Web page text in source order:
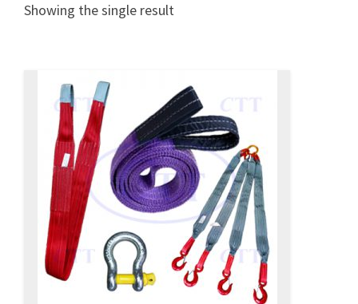
Showing the single result